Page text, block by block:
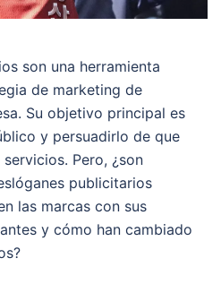
son una herramienta
de marketing de
Su objetivo principal es
y persuadirlo de que
Pero, ¿son
publicitarios
las marcas con sus
y cómo han cambiado